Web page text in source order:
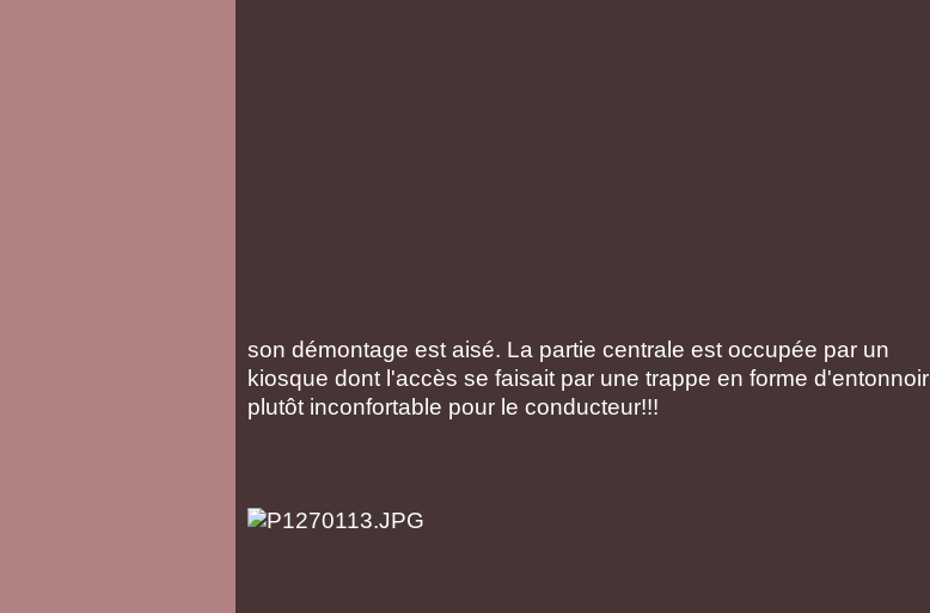
son démontage est aisé. La partie centrale est occupée par un
kiosque dont l'accès se faisait par une trappe en forme d'entonnoir
plutôt inconfortable pour le conducteur!!!